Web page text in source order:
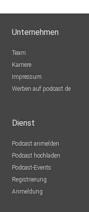
Unternehmen
Team
Karriere
Impressum
Werben auf podcast.de
Dienst
Podcast anmelden
Podcast hochladen
Podcast-Events
Registrierung
Anmeldung